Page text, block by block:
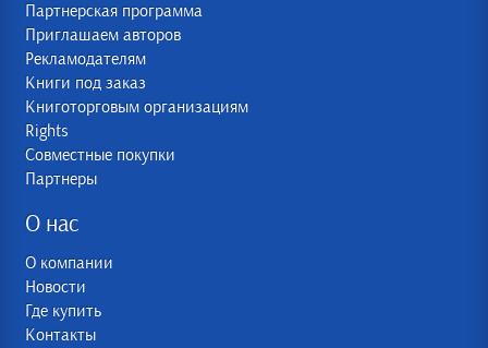
Партнерская программа
Приглашаем авторов
Рекламодателям
Книги под заказ
Книготорговым организациям
Rights
Совместные покупки
Партнеры
О нас
О компании
Новости
Где купить
Контакты